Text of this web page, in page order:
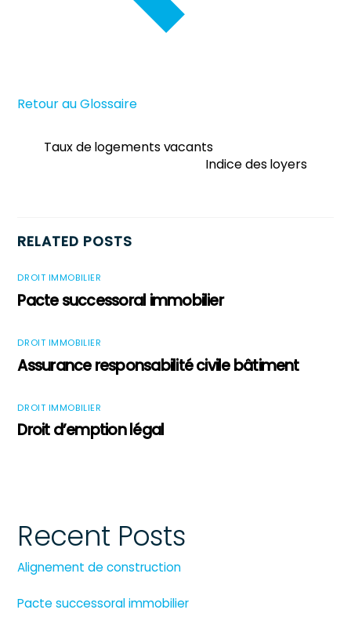
Retour au Glossaire
Taux de logements vacants
Indice des loyers
RELATED POSTS
DROIT IMMOBILIER
Pacte successoral immobilier
DROIT IMMOBILIER
Assurance responsabilité civile bâtiment
DROIT IMMOBILIER
Droit d’emption légal
Recent Posts
Alignement de construction
Pacte successoral immobilier